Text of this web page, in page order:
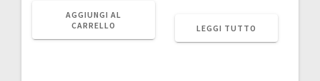
AGGIUNGI AL
CARRELLO
LEGGI TUTTO